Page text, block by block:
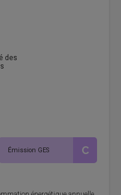
des
Émission GES C